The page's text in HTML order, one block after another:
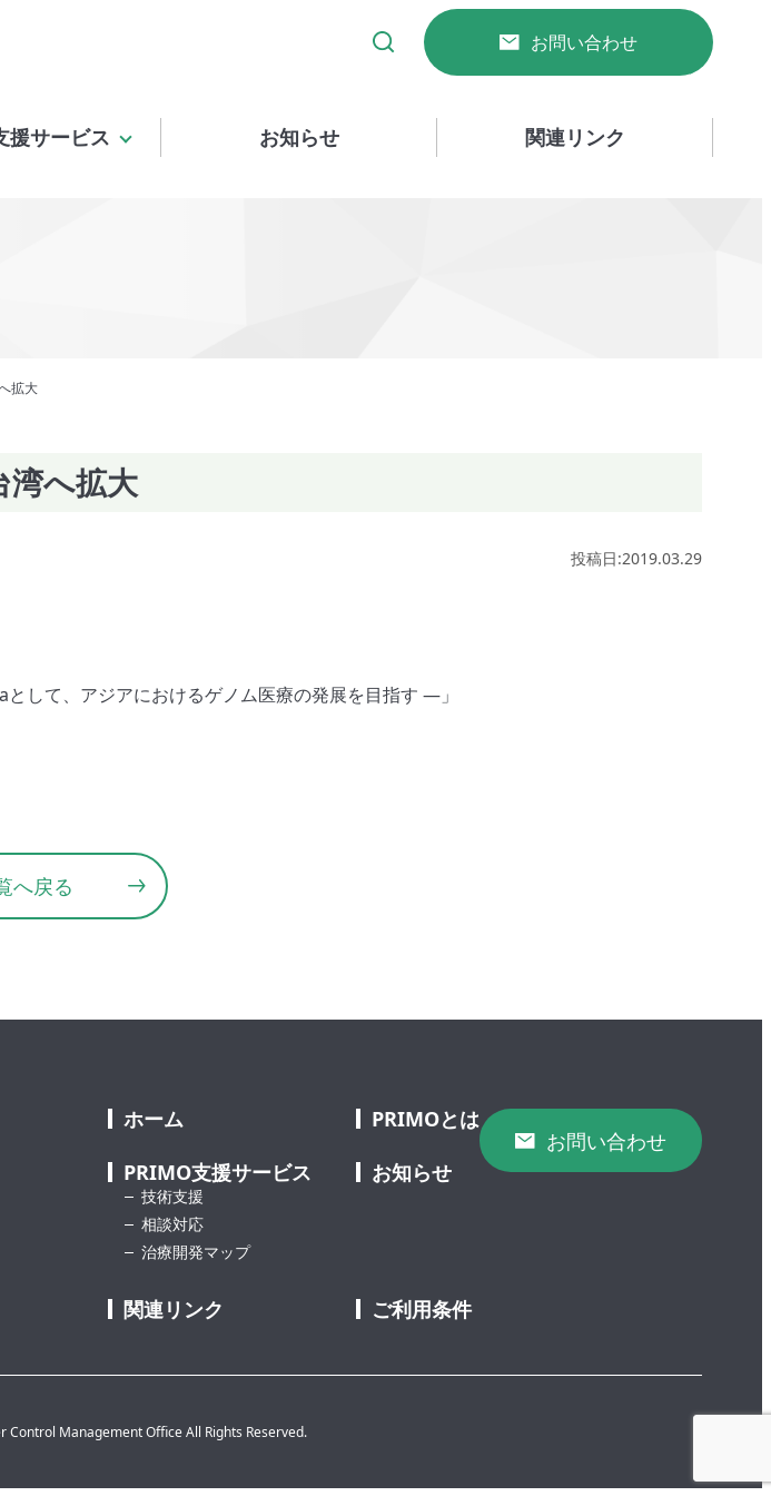
お問い合わせ
援サービス お知らせ 関連リンク
拡大
湾へ拡大
投稿日:2019.03.29
して、アジアにおけるゲノム医療の発展を目指す ―」
へ戻る
ホーム
PRIMOとは
PRIMO支援サービス
技術支援
相談対応
治療開発マップ
お知らせ
関連リンク ご利用条件
お問い合わせ
Management Office All Rights Reserved.